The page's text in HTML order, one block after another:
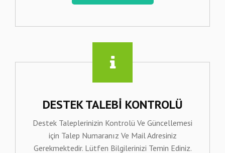
DESTEK TALEBI KONTROLÜ
Destek Taleplerinizin Kontrolü Ve Güncellemesi
için Talep Numaranız Ve Mail Adresiniz
Gerekmektedir. Lütfen Bilgilerinizi Temin Ediniz.